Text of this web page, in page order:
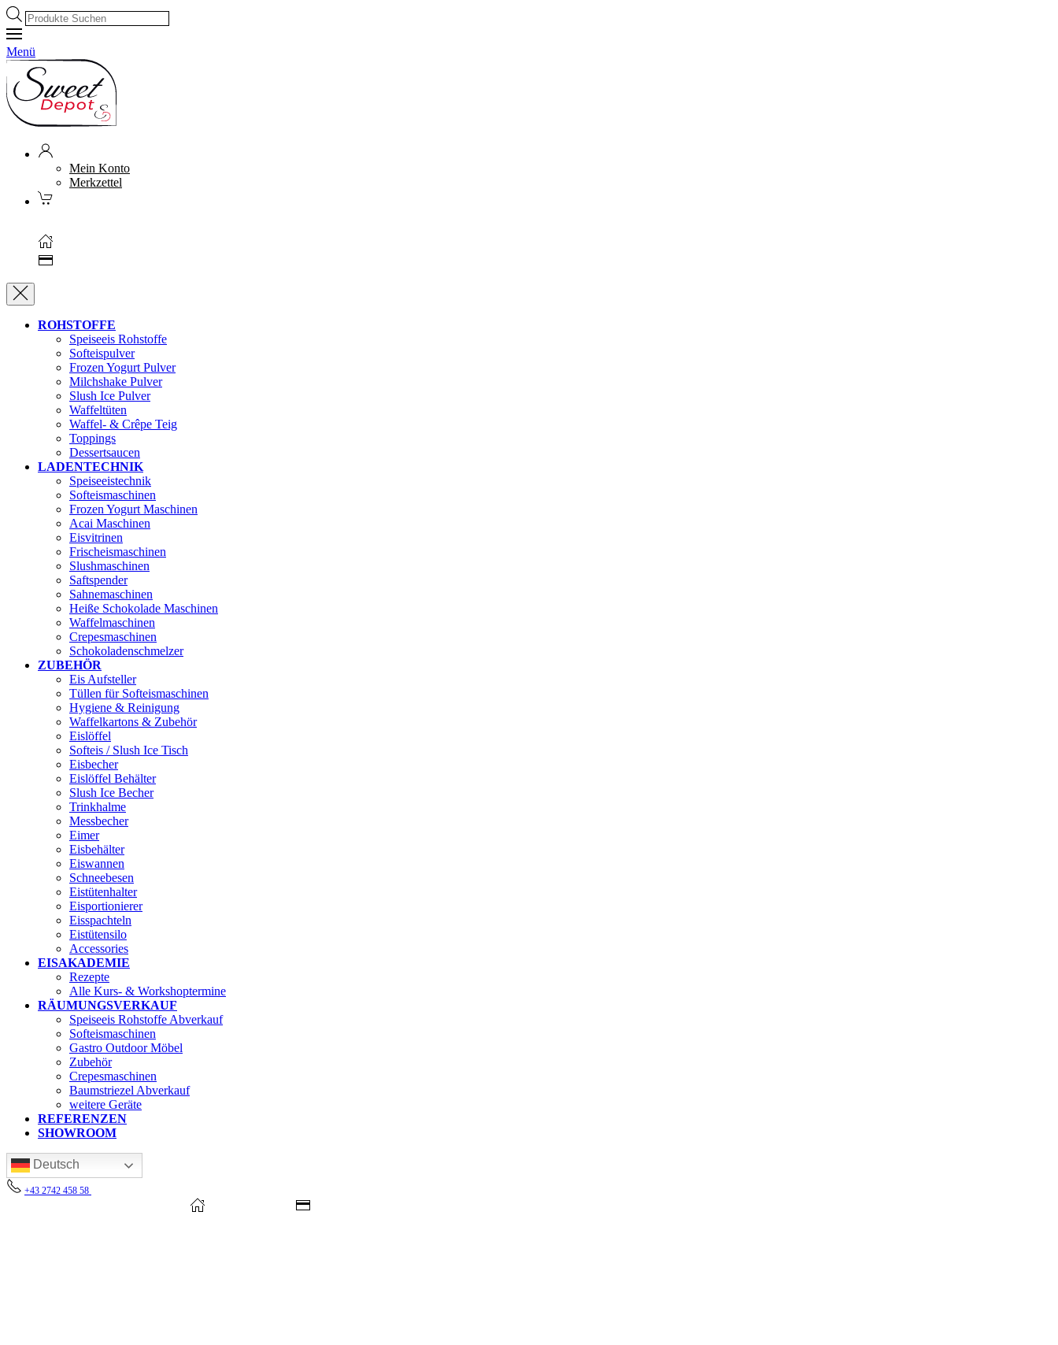
Products
search
Menü
Mein Konto
Merkzettel
ROHSTOFFE
Speiseeis Rohstoffe
Softeispulver
Frozen Yogurt Pulver
Milchshake Pulver
Slush Ice Pulver
Waffeltüten
Waffel- & Crêpe Teig
Toppings
Dessertsaucen
LADENTECHNIK
Speiseeistechnik
Softeismaschinen
Frozen Yogurt Maschinen
Acai Maschinen
Eisvitrinen
Frischeismaschinen
Slushmaschinen
Saftspender
Sahnemaschinen
Heiße Schokolade Maschinen
Waffelmaschinen
Crepesmaschinen
Schokoladenschmelzer
ZUBEHÖR
Eis Aufsteller
Tüllen für Softeismaschinen
Hygiene & Reinigung
Waffelkartons & Zubehör
Eislöffel
Softeis / Slush Ice Tisch
Eisbecher
Eislöffel Behälter
Slush Ice Becher
Trinkhalme
Messbecher
Eimer
Eisbehälter
Eiswannen
Schneebesen
Eistütenhalter
Eisportionierer
Eisspachteln
Eistütensilo
Accessories
EISAKADEMIE
Rezepte
Alle Kurs- & Workshoptermine
RÄUMUNGSVERKAUF
Speiseeis Rohstoffe Abverkauf
Softeismaschinen
Gastro Outdoor Möbel
Zubehör
Crepesmaschinen
Baumstriezel Abverkauf
weitere Geräte
REFERENZEN
SHOWROOM
Deutsch
+43 2742 458 58